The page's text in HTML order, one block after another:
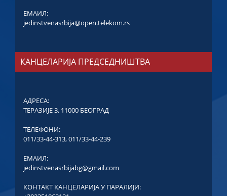
ЕМАИЛ:
jedinstvenasrbija@open.telekom.rs
КАНЦЕЛАРИЈА ПРЕДСЕДНИШТВА
АДРЕСА:
ТЕРАЗИЈЕ 3, 11000 БЕОГРАД
ТЕЛЕФОНИ:
011/33-44-313,011/33-44-239
ЕМАИЛ:
jedinstvenasrbijabg@gmail.com
КОНТАКТ КАНЦЕЛАРИЈА У ПАРАЛИЈИ: